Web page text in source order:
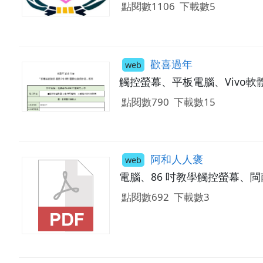
點閱數1106 下載數5
web 歡喜過年
觸控螢幕、平板電腦、Vivo軟
點閱數790 下載數15
web 阿和人人褒
電腦、86 吋教學觸控螢幕、
點閱數692 下載數3